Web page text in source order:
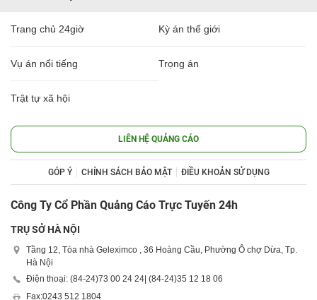
Trang chủ 24giờ Kỳ án thế giới
Vụ án nổi tiếng Trọng án
Trật tự xã hội
LIÊN HỆ QUẢNG CÁO
GÓP Ý CHÍNH SÁCH BẢO MẬT ĐIỀU KHOẢN SỬ DỤNG
Công Ty Cổ Phần Quảng Cáo Trực Tuyến 24h
TRỤ SỞ HÀ NỘI
Tầng 12, Tòa nhà Geleximco , 36 Hoàng Cầu, Phường Ô chợ Dừa, Tp.
Hà Nội
Điện thoại: (84-24)73 00 24 24| (84-24)35 12 18 06
Fax:0243 512 1804